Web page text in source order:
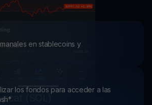
en stablecoins y
los fondos para acceder a las
(SOL)